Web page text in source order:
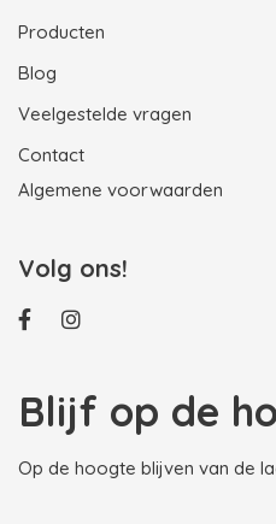
Producten
Blog
Veelgestelde vragen
Contact
Algemene voorwaarden
Volg ons!
Blijf op de
Op de hoogte blijven van de